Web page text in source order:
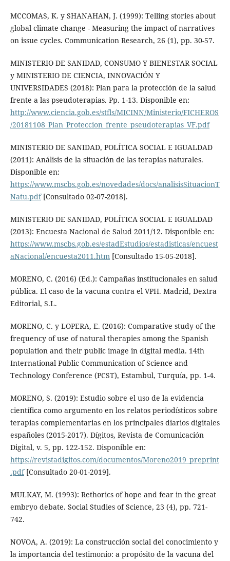
MCCOMAS, K. y SHANAHAN, J. (1999): Telling stories about
global climate change - Measuring the impact of narratives
on issue cycles. Communication Research, 26 (1), pp. 30-57.
MINISTERIO DE SANIDAD, CONSUMO Y BIENESTAR SOCIAL
y MINISTERIO DE CIENCIA, INNOVACIÓN Y
UNIVERSIDADES (2018): Plan para la protección de la salud
frente a las pseudoterapias. Pp. 1-13. Disponible en:
http://www.ciencia.gob.es/stfls/MICINN/Ministerio/FICHEROS
/20181108_Plan_Proteccion_frente_pseudoterapias_VF.pdf
MINISTERIO DE SANIDAD, POLÍTICA SOCIAL E IGUALDAD
(2011): Análisis de la situación de las terapias naturales.
Disponible en:
https://www.mscbs.gob.es/novedades/docs/analisisSituacionT
Natu.pdf[Consultado 02-07-2018].
MINISTERIO DE SANIDAD, POLÍTICA SOCIAL E IGUALDAD
(2013): Encuesta Nacional de Salud 2011/12. Disponible en:
https://www.mscbs.gob.es/estadEstudios/estadisticas/encuest
aNacional/encuesta2011.htm[Consultado 15-05-2018].
MORENO, C. (2016) (Ed.): Campañas institucionales en salud
pública. El caso de la vacuna contra el VPH. Madrid, Dextra
Editorial, S.L.
MORENO, C. y LOPERA, E. (2016): Comparative study of the
frequency of use of natural therapies among the Spanish
population and their public image in digital media. 14th
International Public Communication of Science and
Technology Conference (PCST), Estambul, Turquía, pp. 1-4.
MORENO, S. (2019): Estudio sobre el uso de la evidencia
científica como argumento en los relatos periodísticos sobre
terapias complementarias en los principales diarios digitales
españoles (2015-2017). Dígitos, Revista de Comunicación
Digital, v. 5, pp. 122-152. Disponible en:
https://revistadigitos.com/documentos/Moreno2019_preprint
.pdf[Consultado 20-01-2019].
MULKAY, M. (1993): Rethorics of hope and fear in the great
embryo debate. Social Studies of Science, 23 (4), pp. 721-
742.
NOVOA, A. (2019): La construcción social del conocimiento y
la importancia del testimonio: a propósito de la vacuna del